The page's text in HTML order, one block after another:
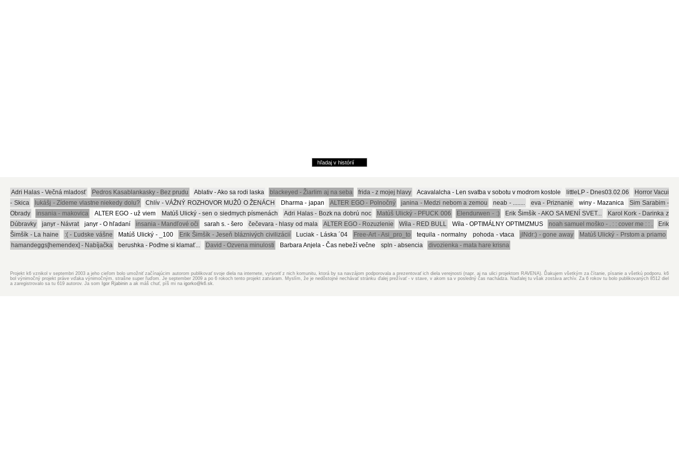
Adri Halas - Večná mladosť Pedros Kasablankasky - Bez prudu Ablativ - Ako sa rodi laska blackeyed - Žiarlim aj na seba frida - z mojej hlavy Acavalalcha - Len svatba v sobotu v modrom kostole littleLP - Dnes03.02.06
Horror Vacui
- Skica
lukášj - Zídeme vlastne niekedy dolu? Chlív - VÁŽNÝ ROZHOVOR MUŽŮ O ŽENÁCH Dharma - japan ALTER EGO - Polnočný janina - Medzi nebom a zemou neab - ........ eva - Priznanie winy - Mazanica
Sim Sarabim -
Obrady
insania - makovica ALTER EGO - už viem Matúš Ulický - sen o siedmych písmenách Adri Halas - Bozk na dobrú noc Matúš Ulický - PFUCK 006 Elendurwen - :) Erik Šimšík - AKO SA MENÍ SVET...
Karol Kork - Darinka z
Dúbravky
janyr - Návrat janyr - O hľadaní insania - Mandľové oči sarah s. - šero čečevara - hlasy od mala ALTER EGO - Rozuzlenie Wíla - RED BULL Wíla - OPTIMÁLNY OPTIMIZMUS noah samuel moško - . : : cover me : : .
Erik
Šimšík - La haine
:( - Ľudske vášne Matúš Ulický - _100 Erik Šimšík - Jeseň bláznivých civilizácií Luciak - Láska ´04 Free-Art - Asi_pro_to tequila - normalny pohoda - vtaca jINdr:) - gone away
Matúš Ulický - Prstom a priamo
hamandeggs[hemendex] - Nabíjačka
berushka - Poďme si klamať... David - Ozvena minulosti Barbara Anjela - Čas nebeží večne spln - absencia divozienka - mata hare krisna
Projekt k6 vznikol v septembri 2003 a jeho cieľom bolo umožniť začínajúcim autorom publikovať svoje diela na internete, vytvoriť z nich komunitu, ktorá by sa navzájom podporovala a prezentovať ich diela verejnosti (napr. aj na ulici projektom RAVENA). Ďakujem všetkým za čítanie, písanie a všetkú podporu. k6
bol výnimočný projekt práve vďaka výnimočným, strašne super ľuďom. Je september 2009 a po 6 rokoch tento projekt zatváram. Myslím, že je nedôstojné nechávať stránku ďalej prežívať - v stave, v akom sa v posledný čas nachádza. Naďalej tu však zostáva archív. Za 6 rokov tu bolo publikovaných 8512 diel
a zaregistrovalo sa tu 619 autorov. Ja som
Igor Rjabinin a ak máš chuť, píš mi na igorko@k6.sk